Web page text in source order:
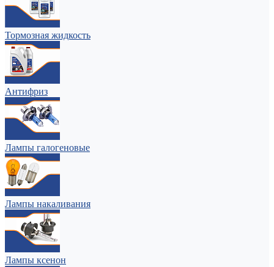
Тормозная жидкость
Антифриз
Лампы галогеновые
Лампы накаливания
Лампы ксенон